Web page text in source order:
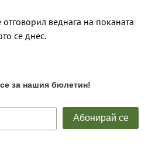
веднага на поканата
се днес.